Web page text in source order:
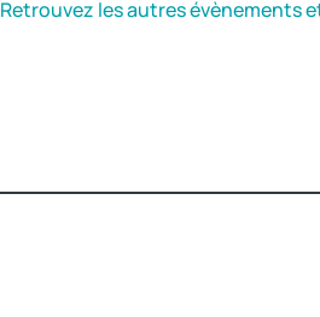
Retrouvez les autres évènements